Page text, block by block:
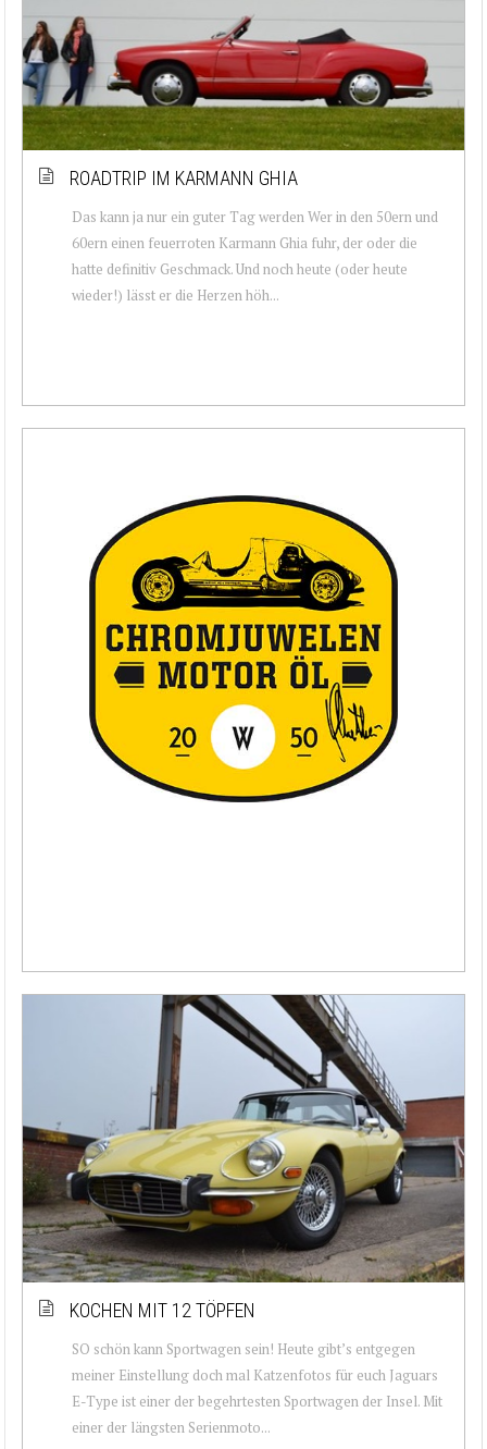
ROADTRIP IM KARMANN GHIA
Das kann ja nur ein guter Tag werden Wer in den 50ern und
60ern einen feuerroten Karmann Ghia fuhr, der oder die
hatte definitiv Geschmack. Und noch heute (oder heute
wieder!) lässt er die Herzen höh...
KOCHEN MIT 12 TÖPFEN
SO schön kann Sportwagen sein! Heute gibt’s entgegen
meiner Einstellung doch mal Katzenfotos für euch Jaguars
E-Type ist einer der begehrtesten Sportwagen der Insel. Mit
einer der längsten Serienmoto...